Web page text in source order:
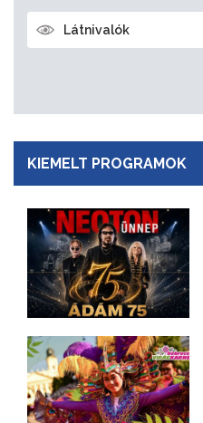
Látnivalók
KIEMELT PROGRAMOK